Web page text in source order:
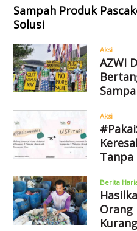
Sampah Produk
Solusi
Aksi
AZWI
Aksi
Tanpa
Berita
Orang